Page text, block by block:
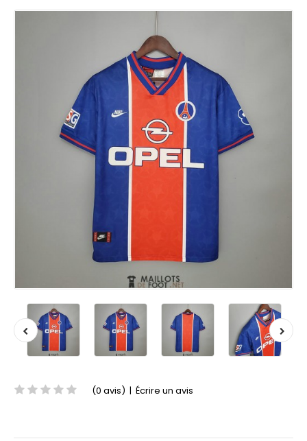
(0 avis) | Écrire un avis